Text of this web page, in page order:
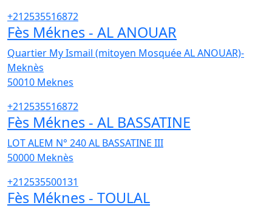
+212535516872
Fès Méknes - AL ANOUAR
Quartier My Ismail (mitoyen Mosquée AL ANOUAR)-
Meknès
50010 Meknes
+212535516872
Fès Méknes - AL BASSATINE
LOT ALEM N° 240 AL BASSATINE III
50000 Meknès
+212535500131
Fès Méknes - TOULAL